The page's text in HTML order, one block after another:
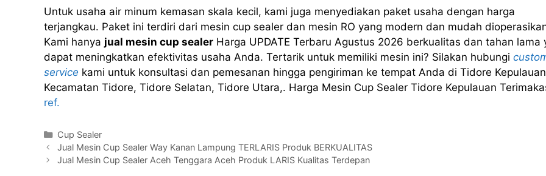
Untuk usaha air minum kemasan skala kecil, kami juga menyediakan paket usaha dengan harga
terjangkau. Paket ini terdiri dari mesin cup sealer dan mesin RO yang modern dan mudah
Kami hanya jual mesin cup sealer Harga UPDATE Terbaru Agustus 2026 berkualitas dan tahan lama
dapat meningkatkan efektivitas usaha Anda. Tertarik untuk memiliki mesin ini? Silakan hubungi
service kami untuk konsultasi dan pemesanan hingga pengiriman ke tempat Anda di Tidore Kepulauan
Kecamatan Tidore, Tidore Selatan, Tidore Utara,. Harga Mesin Cup Sealer Tidore Kepulauan
ref.
Kategori
Cup Sealer
Jual Mesin Cup Sealer Way Kanan Lampung TERLARIS Produk BERKUALITAS
Jual Mesin Cup Sealer Aceh Tenggara Aceh Produk LARIS Kualitas Terdepan